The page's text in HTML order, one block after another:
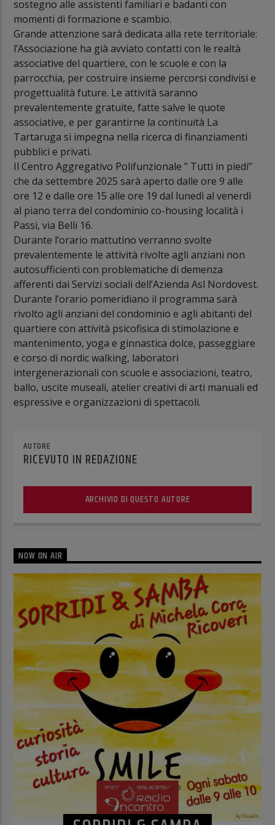
sostegno alle assistenti familiari e badanti con
momenti di formazione e scambio.
Grande attenzione sarà dedicata alla rete territoriale:
l’Associazione ha già avviato contatti con le realtà
associative del quartiere, con le scuole e con la
parrocchia, per costruire insieme percorsi condivisi e
progettualità future. Le attività saranno
prevalentemente gratuite, fatte salve le quote
associative, e per garantirne la continuità La
Tartaruga si impegna nella ricerca di finanziamenti
pubblici e privati.
Il Centro Aggregativo Polifunzionale ” Tutti in piedi”
che da settembre 2025 sarà aperto dalle ore 9 alle
ore 12 e dalle ore 15 alle ore 19 dal lunedì al venerdì
al piano terra del condominio co-housing località i
Passi, via Belli 16.
Durante l’orario mattutino verranno svolte
prevalentemente le attività rivolte agli anziani non
autosufficienti con problematiche di demenza
afferenti dai Servizi sociali dell’Azienda Asl Nordovest.
Durante l’orario pomeridiano il programma sarà
rivolto agli anziani del condominio e agli abitanti del
quartiere con attività psicofisica di stimolazione e
mantenimento, yoga e ginnastica dolce, passeggiare
e corso di nordic walking, laboratori
intergenerazionali con scuole e associazioni, teatro,
ballo, uscite museali, atelier creativi di arti manuali ed
espressive e organizzazioni di spettacoli.
AUTORE
RICEVUTO IN REDAZIONE
ARCHIVIO DI QUESTO AUTORE
NOW ON AIR